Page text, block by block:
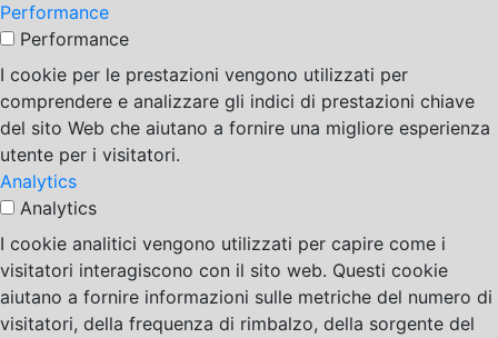
Performance
Performance
I cookie per le prestazioni vengono utilizzati per
comprendere e analizzare gli indici di prestazioni chiave
del sito Web che aiutano a fornire una migliore esperienza
utente per i visitatori.
Analytics
Analytics
I cookie analitici vengono utilizzati per capire come i
visitatori interagiscono con il sito web. Questi cookie
aiutano a fornire informazioni sulle metriche del numero di
visitatori, della frequenza di rimbalzo, della sorgente del